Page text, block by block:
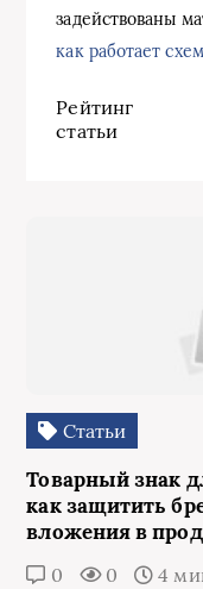
задействованы
как работает
Рейтинг
статьи
Статьи
Товарный знак
как защитить
вложения в
0 0 4